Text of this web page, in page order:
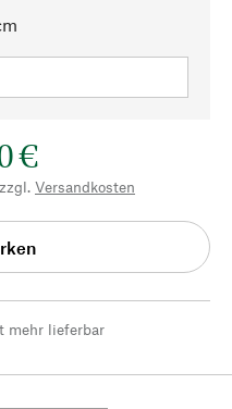
€
Versandkosten
mehr lieferbar